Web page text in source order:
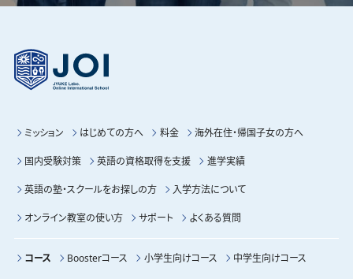
ミッション はじめての方へ 料金 海外在住・帰国子女の方へ
国内受験対策 英語の資格取得を支援 進学実績
英語の塾・スクールをお探しの方 入学方法について
オンライン教室の使い方 サポート よくある質問
コース Boosterコース 小学生向けコース 中学生向けコース